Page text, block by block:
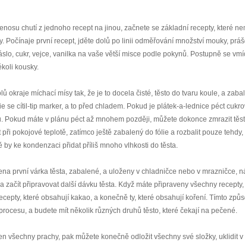
chutí z jednoho recept na jinou, začnete se základní recepty, které
Počínaje první recept, jděte dolů po linii odměřování množství mouky,
cukr, vejce, vanilka na vaše větší misce podle pokynů. Postupně se
kousky.
okraje míchací mísy tak, že je to docela čisté, těsto do tvaru koule, a
se cítil-tip marker, a to před chladem. Pokud je plátek-a-lednice péct
Pokud máte v plánu péct až mnohem později, můžete dokonce zmrazit
pokojové teplotě, zatímco ještě zabalený do fólie a rozbalit pouze
by ke kondenzaci přidat příliš mnoho vlhkosti do těsta.
první várka těsta, zabalené, a uloženy v chladničce nebo v mrazničce,
začít připravovat další dávku těsta. Když máte připraveny všechny
které obsahují kakao, a konečně ty, které obsahují koření. Tímto
a budete mít několik různých druhů těsto, které čekají na pečené.
všechny prachy, pak můžete konečně odložit všechny své složky, uklidit